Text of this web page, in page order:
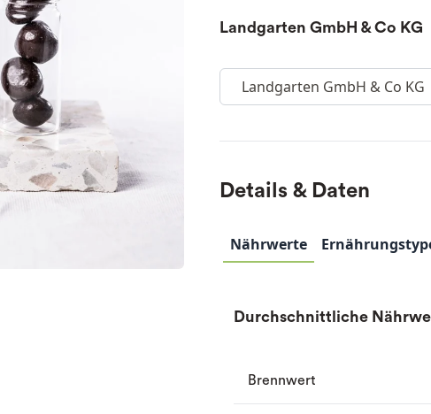
Landgarten GmbH & Co KG
Landgarten GmbH & Co KG
Details & Daten
Nährwerte
Durchschnittliche
Brennwert